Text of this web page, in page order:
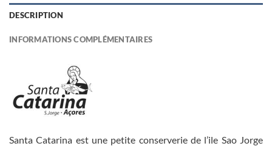
DESCRIPTION
INFORMATIONS COMPLÉMENTAIRES
Santa Catarina est une petite conserverie de l’ile Sao Jorge